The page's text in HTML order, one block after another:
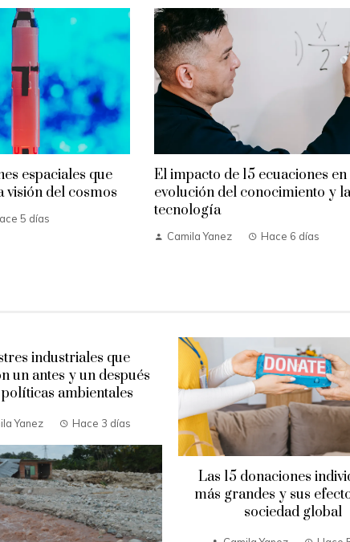
espaciales que
visión del cosmos
5 días
El impacto de 15 ecuaciones en
evolución del conocimiento y la
tecnología
Camila Yanez Hace 6 días
industriales que
un antes y un después
políticas ambientales
Yanez Hace 3 días
Las 15 donaciones
más grandes y sus
sociedad global